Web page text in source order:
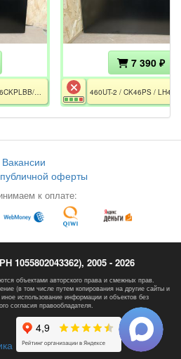
460UT-2 / CK46PS / LH46CKPLBB/CI / Version SP01 / BN41-01491D / BN44-00310A / BN07-00627A / CE / РСТ / Разбита матрица
7 390 ₽
Вакансии
оферты
к оплате:
2005 - 2026
объектами авторского права и смежных прав.
(в том числе путем копирования на другие сайты и
использование информации и объектов без
согласия правообладателя.